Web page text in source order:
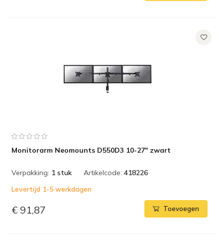
Monitorarm Neomounts D550D3 10-27" zwart
Verpakking: 1 stuk Artikelcode: 418226
Levertijd 1-5 werkdagen
€ 91,87 Toevoegen